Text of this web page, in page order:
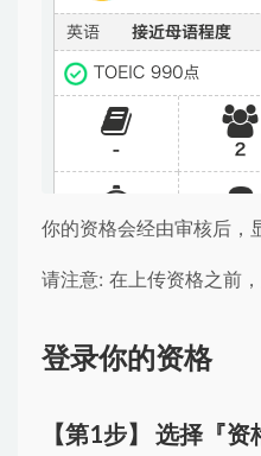
你的资格会经由审核后，
请注意: 在上传资格之前
登录你的资格
【第1步】 选择『资